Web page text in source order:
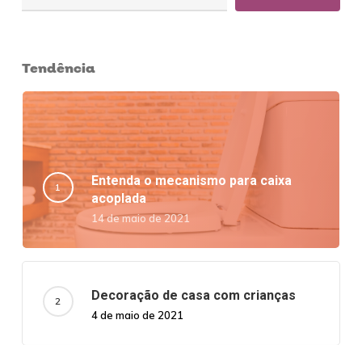
Tendência
Entenda o mecanismo para caixa
acoplada
14 de maio de 2021
Decoração de casa com crianças
4 de maio de 2021